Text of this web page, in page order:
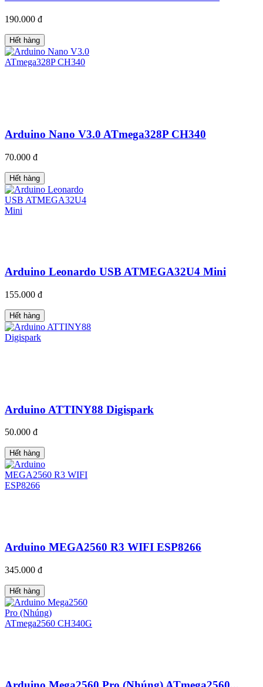
190.000 đ
Hết hàng
Arduino Nano V3.0 ATmega328P CH340
70.000 đ
Hết hàng
Arduino Leonardo USB ATMEGA32U4 Mini
155.000 đ
Hết hàng
Arduino ATTINY88 Digispark
50.000 đ
Hết hàng
Arduino MEGA2560 R3 WIFI ESP8266
345.000 đ
Hết hàng